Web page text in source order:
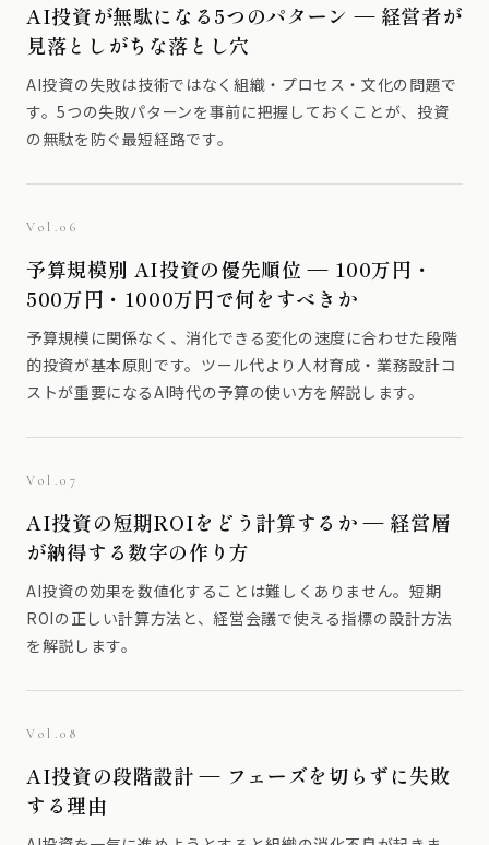
AI投資が無駄になる5つのパターン — 経営者が
見落としがちな落とし穴
AI投資の失敗は技術ではなく組織・プロセス・文化の問題で
す。5つの失敗パターンを事前に把握しておくことが、投資
の無駄を防ぐ最短経路です。
Vol.06
予算規模別 AI投資の優先順位 — 100万円・
500万円・1000万円で何をすべきか
予算規模に関係なく、消化できる変化の速度に合わせた段階
的投資が基本原則です。ツール代より人材育成・業務設計コ
ストが重要になるAI時代の予算の使い方を解説します。
Vol.07
AI投資の短期ROIをどう計算するか — 経営層
が納得する数字の作り方
AI投資の効果を数値化することは難しくありません。短期
ROIの正しい計算方法と、経営会議で使える指標の設計方法
を解説します。
Vol.08
AI投資の段階設計 — フェーズを切らずに失敗
する理由